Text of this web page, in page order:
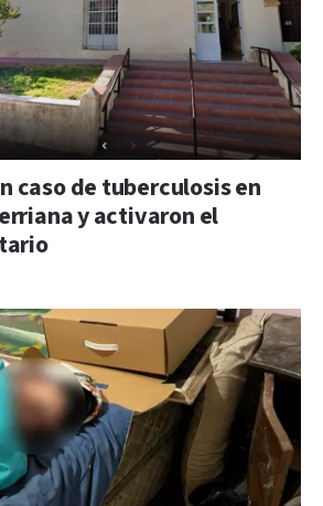
caso de tuberculosis en
y activaron el